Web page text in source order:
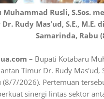
Rusli, S.Sos.
Rudy Mas'ud, S.E.,
Samarinda, Rabu
– Bupati Kotabaru
Timur Dr. Rudy Mas'ud,
(8/7/2026). Pertemuan
sinergi lintas sektor